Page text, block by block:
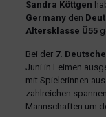
Sandra Köttgen
Germanyden
Altersklasse Ü55
Bei der 7.
Juni in Leimen
mit Spielerinnen
zahlreichen
Mannschaften um